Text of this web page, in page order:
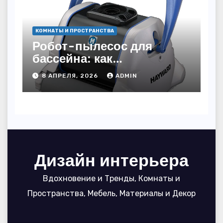
КОМНАТЫ И ПРОСТРАНСТВА
Робот-пылесос для
бассейна: как
пользоваться, чтобы
вода блестела, а
устройство служило 7
8 АПРЕЛЯ, 2026 ADMIN
Дизайн интерьера
Вдохновение и Тренды, Комнаты и
Пространства, Мебель, Материалы и Декор